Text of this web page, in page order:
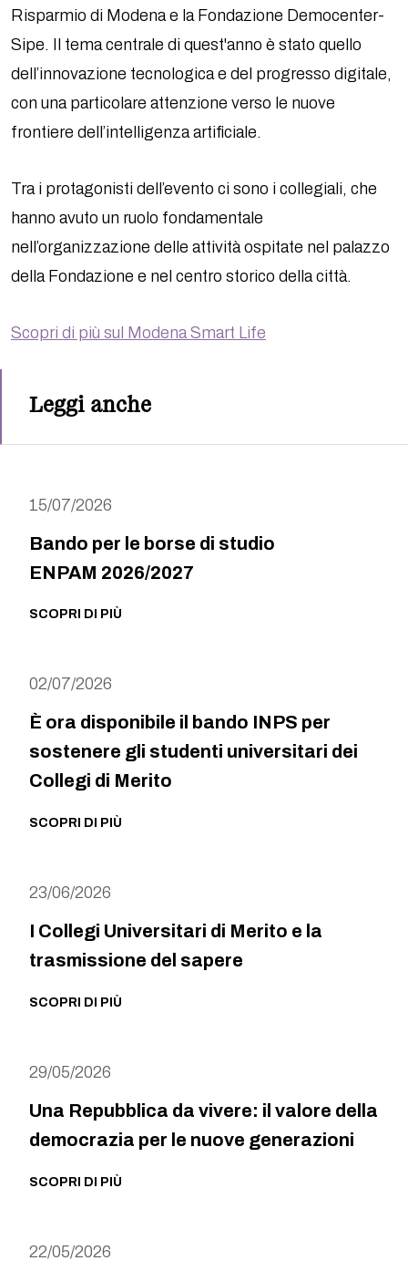
Risparmio di Modena e la Fondazione Democenter-
Sipe. Il tema centrale di quest'anno è stato quello
dell’innovazione tecnologica e del progresso digitale,
con una particolare attenzione verso le nuove
frontiere dell’intelligenza artificiale.
Tra i protagonisti dell’evento ci sono i collegiali, che
hanno avuto un ruolo fondamentale
nell’organizzazione delle attività ospitate nel palazzo
della Fondazione e nel centro storico della città.
Scopri di più sul Modena Smart Life
Leggi anche
15/07/2026
Bando per le borse di studio
ENPAM 2026/2027
SCOPRI DI PIÙ
02/07/2026
È ora disponibile il bando INPS per
sostenere gli studenti universitari dei
Collegi di Merito
SCOPRI DI PIÙ
23/06/2026
I Collegi Universitari di Merito e la
trasmissione del sapere
SCOPRI DI PIÙ
29/05/2026
Una Repubblica da vivere: il valore della
democrazia per le nuove generazioni
SCOPRI DI PIÙ
22/05/2026